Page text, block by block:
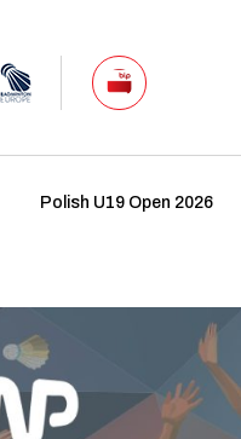
Polish U19 Open 2026